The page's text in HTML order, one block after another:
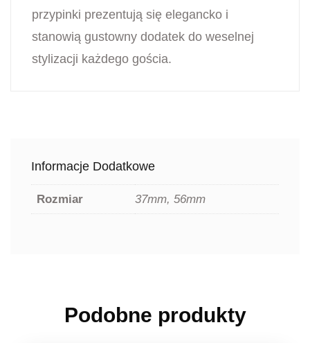
przypinki prezentują się elegancko i
stanowią gustowny dodatek do weselnej
stylizacji każdego gościa.
Informacje Dodatkowe
Rozmiar 37mm, 56mm
Podobne produkty